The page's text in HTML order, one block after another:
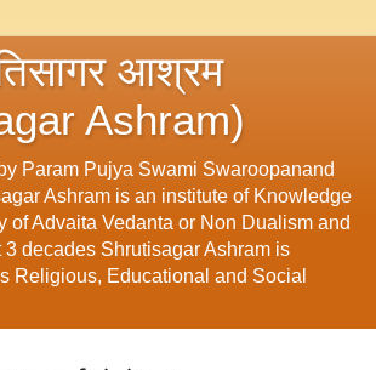
आश्रम
Ashram)
Param Pujya Swami Swaroopanand
Ashram is an institute of Knowledge
of Advaita Vedanta or Non Dualism and
3 decades Shrutisagar Ashram is
Religious, Educational and Social